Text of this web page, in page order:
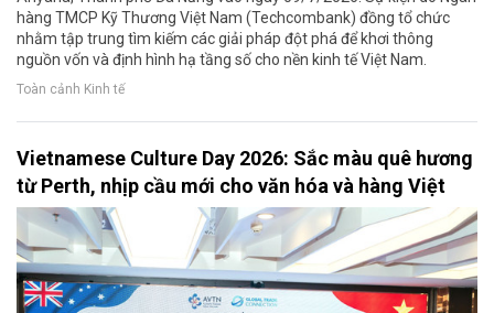
hàng TMCP Kỹ Thương Việt Nam (Techcombank) đồng tổ chức
nhằm tập trung tìm kiếm các giải pháp đột phá để khơi thông
nguồn vốn và định hình hạ tầng số cho nền kinh tế Việt Nam.
Toàn cảnh Kinh tế
Vietnamese Culture Day 2026: Sắc màu quê hương
từ Perth, nhịp cầu mới cho văn hóa và hàng Việt